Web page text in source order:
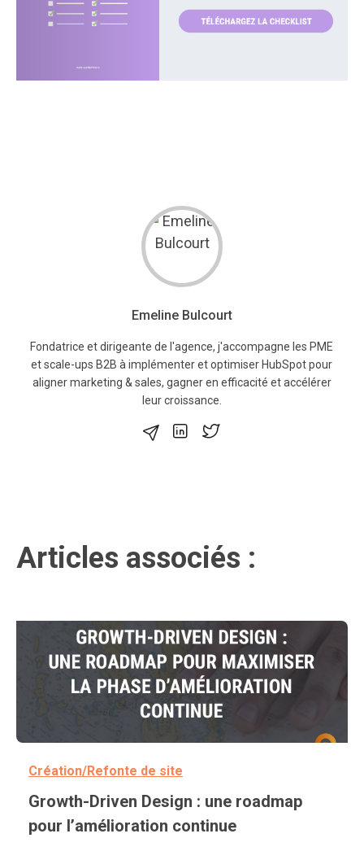
Emeline Bulcourt
Fondatrice et dirigeante de l'agence, j'accompagne les PME
et scale-ups B2B à implémenter et optimiser HubSpot pour
aligner marketing & sales, gagner en efficacité et accélérer
leur croissance.
Articles associés :
Création/Refonte de site
Growth-Driven Design : une roadmap
pour l’amélioration continue